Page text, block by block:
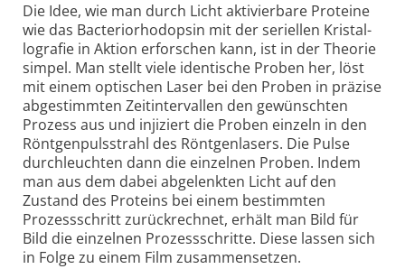
Die Idee, wie man durch Licht aktivier­bare Proteine
wie das Bacterio­rhodopsin mit der seriellen Kristal­
lografie in Aktion erforschen kann, ist in der Theorie
simpel. Man stellt viele iden­tische Proben her, löst
mit einem optischen Laser bei den Proben in präzise
abge­stimmten Zeit­intervallen den gewünschten
Prozess aus und injiziert die Proben einzeln in den
Röntgen­puls­strahl des Röntgen­lasers. Die Pulse
durchleuchten dann die einzelnen Proben. Indem
man aus dem dabei abgelenkten Licht auf den
Zustand des Proteins bei einem bestimmten
Prozess­schritt zurückrechnet, erhält man Bild für
Bild die einzelnen Prozess­schritte. Diese lassen sich
in Folge zu einem Film zusammen­setzen.